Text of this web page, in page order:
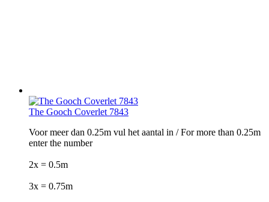
The Gooch Coverlet 7843
Voor meer dan 0.25m vul het aantal in / For more than 0.25m
enter the number
2x = 0.5m
3x = 0.75m